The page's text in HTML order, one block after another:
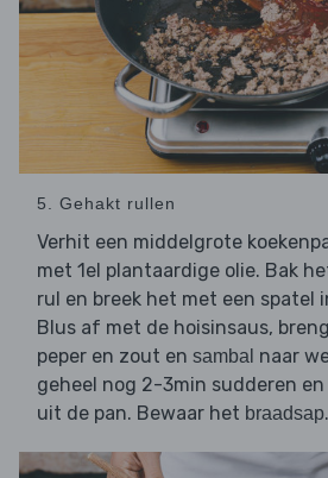
5. Gehakt rullen
Verhit een middelgrote
met 1el plantaardige olie. Bak
rul en breek het met een spatel
Blus af met de hoisinsaus,
peper en zout en sambal naar
geheel nog 2-3min sudderen
uit de pan. Bewaar het braadsap.